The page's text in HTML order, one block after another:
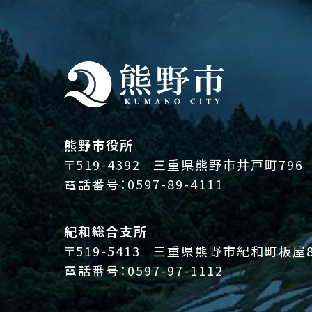
熊野市役所
〒519-4392
三重県熊野市井戸町796
電話番号： 0597-89-4111
紀和総合支所
〒519-5413
三重県熊野市紀和町板屋
電話番号：0597-97-1112